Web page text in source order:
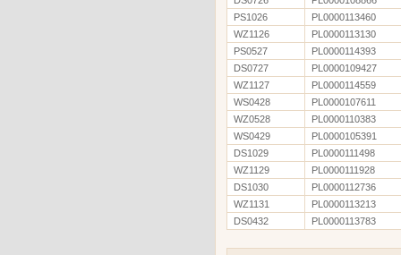
PS1026
PL0000113460
WZ1126
PL0000113130
PS0527
PL0000114393
DS0727
PL0000109427
WZ1127
PL0000114559
WS0428
PL0000107611
WZ0528
PL0000110383
WS0429
PL0000105391
DS1029
PL0000111498
WZ1129
PL0000111928
DS1030
PL0000112736
WZ1131
PL0000113213
DS0432
PL0000113783